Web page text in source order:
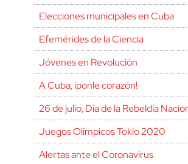
Elecciones municipales en Cuba
Efemérides de la Ciencia
Jóvenes en Revolución
A Cuba, ¡ponle corazón!
26 de julio, Día de la Rebeldía
Juegos Olímpicos Tokio 2020
Alertas ante el Coronavirus